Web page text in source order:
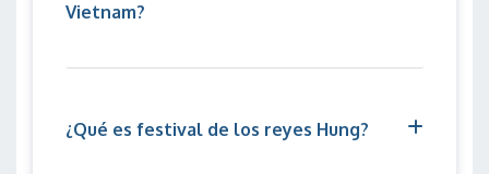
Vietnam?
¿Qué es festival de los reyes Hung?